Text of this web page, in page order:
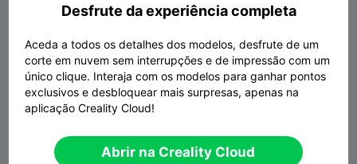
Desfrute da experiência completa
Aceda a todos os detalhes dos modelos, desfrute de um
corte em nuvem sem interrupções e de impressão com um
único clique. Interaja com os modelos para ganhar pontos
exclusivos e desbloquear mais surpresas, apenas na
aplicação Creality Cloud!
Abrir na Creality Cloud